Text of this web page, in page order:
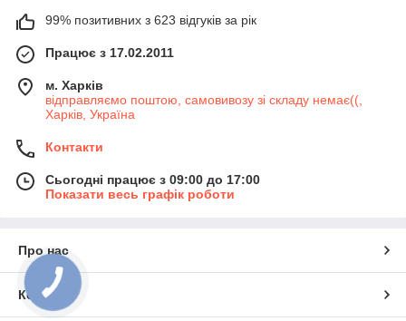
99% позитивних з 623 відгуків за рік
Працює з 17.02.2011
м. Харків
відправляємо поштою, самовивозу зі складу немає((,
Харків, Україна
Контакти
Сьогодні працює з 09:00 до 17:00
Показати весь графік роботи
Про нас
Контакти